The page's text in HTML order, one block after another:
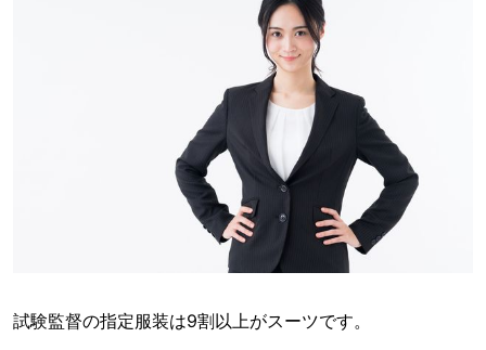
試験監督の指定服装は9割以上がスーツです。